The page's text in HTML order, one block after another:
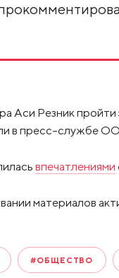
Аси Резник пройти
в пресс-службе
впечатлениями
материалов
#ОБЩЕСТВО